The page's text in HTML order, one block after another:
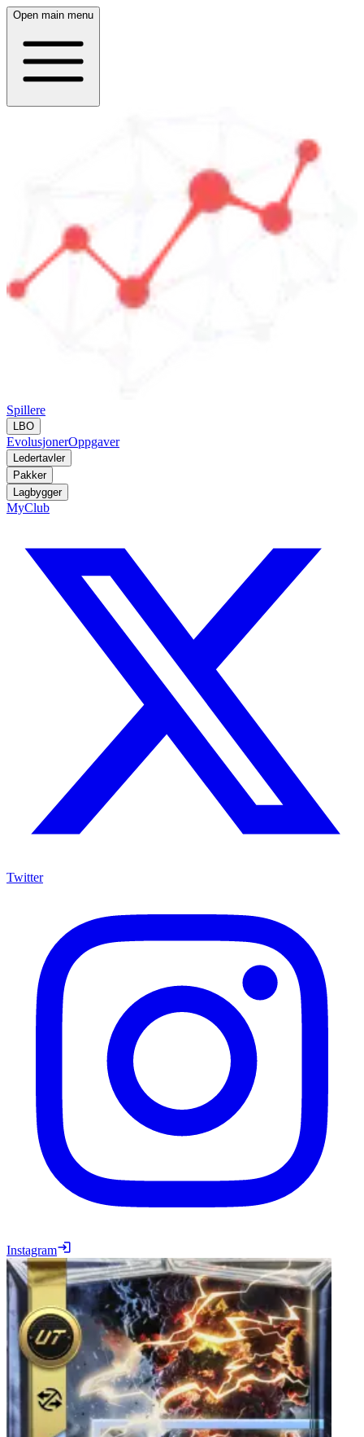
Open main menu
Spillere
LBO
EvolusjonerOppgaver
Ledertavler
Pakker
Lagbygger
MyClub
Twitter
Instagram